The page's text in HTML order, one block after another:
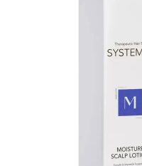
Grazette Neccin 2